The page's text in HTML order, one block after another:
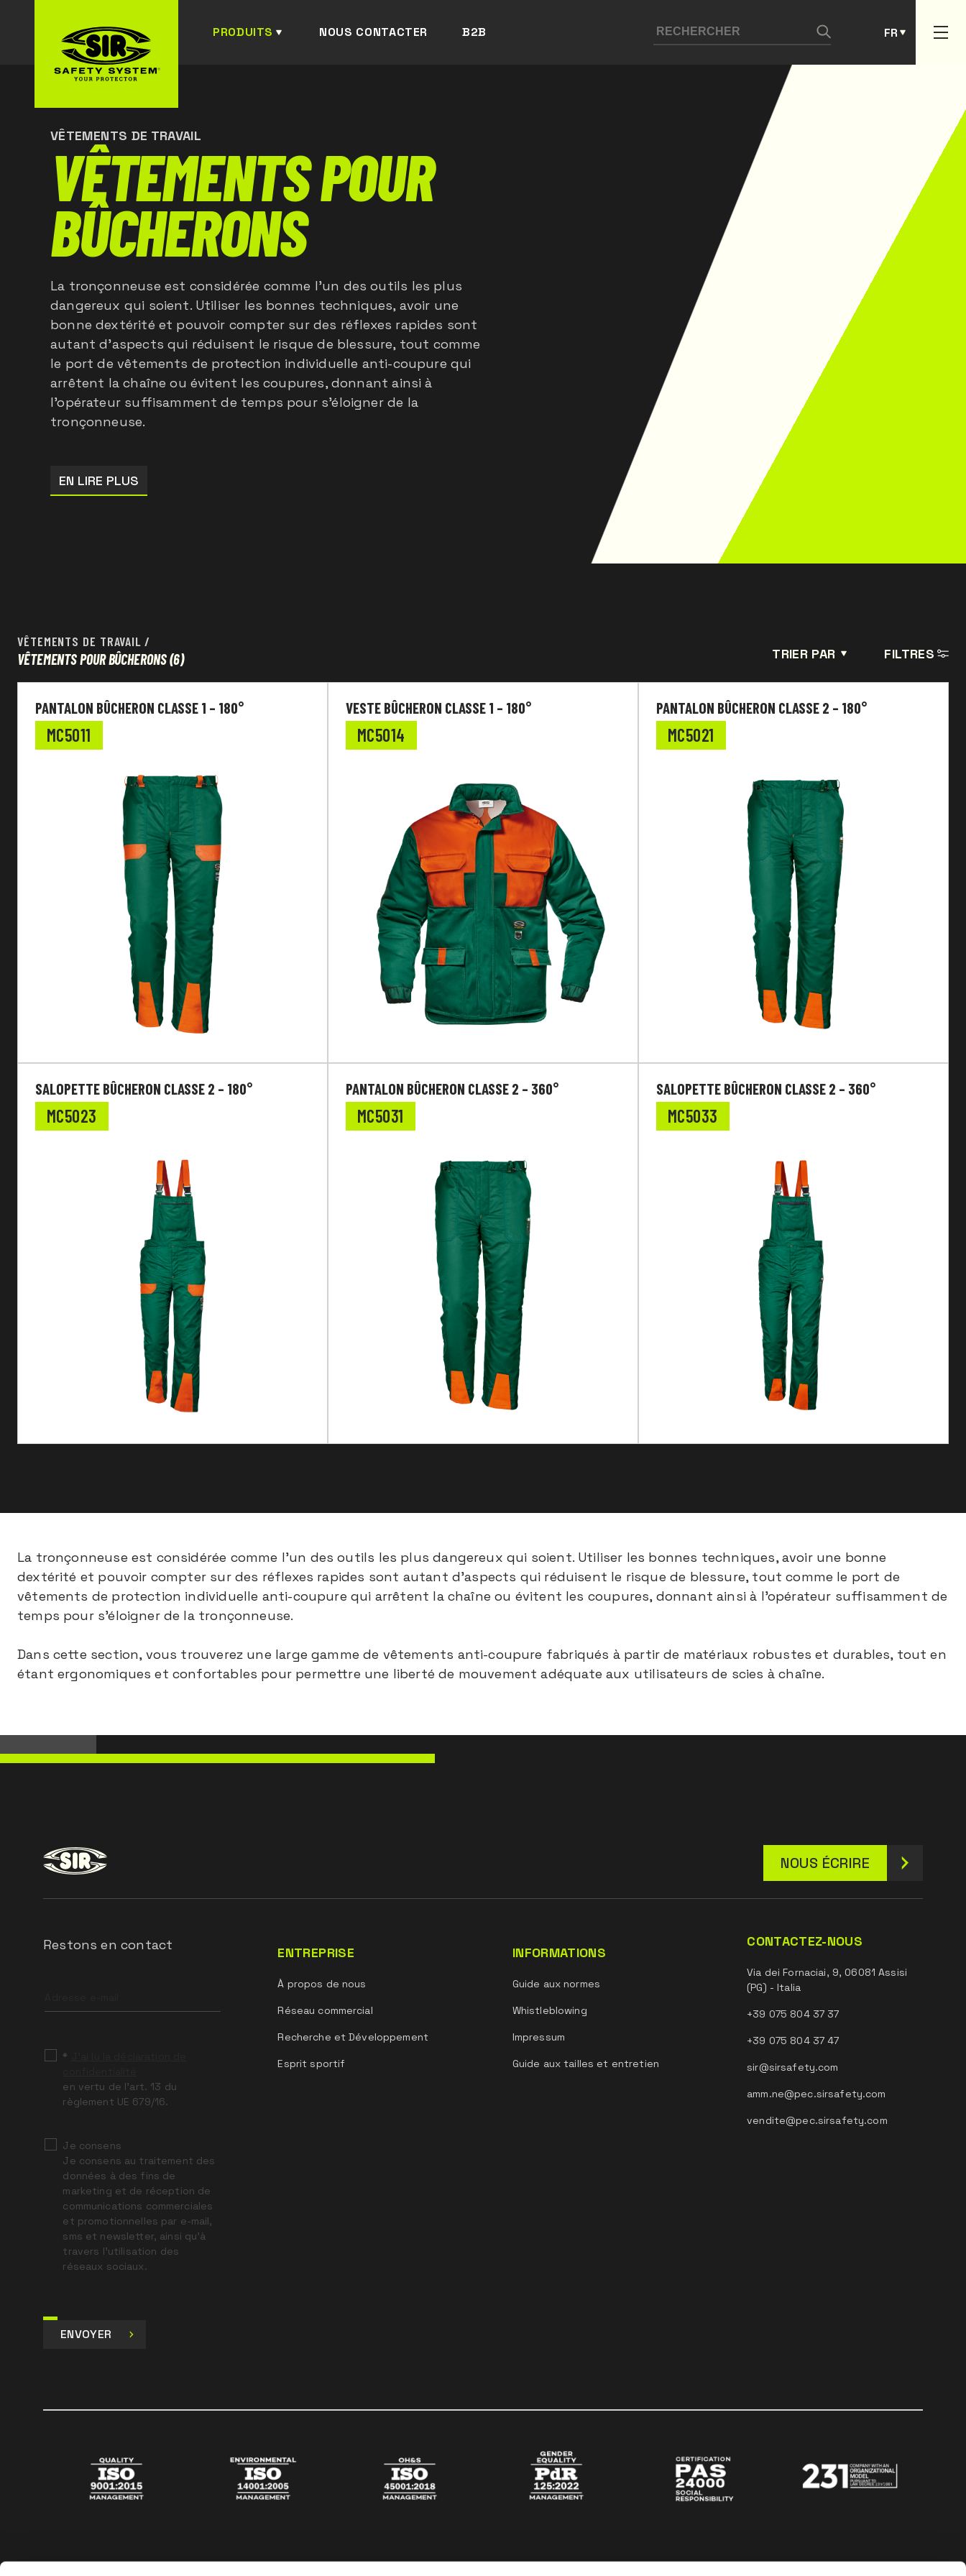
PRODUITS NOUS CONTACTER B2B FR
VÊTEMENTS DE TRAVAIL
VÊTEMENTS POUR
BÛCHERONS
La tronçonneuse est considérée comme l'un des outils les plus
dangereux qui soient. Utiliser les bonnes techniques, avoir une
bonne dextérité et pouvoir compter sur des réflexes rapides sont
autant d’aspects qui réduisent le risque de blessure, tout comme
le port de vêtements de protection individuelle anti-coupure qui
arrêtent la chaîne ou évitent les coupures, donnant ainsi à
l'opérateur suffisamment de temps pour s'éloigner de la
tronçonneuse.
EN LIRE PLUS
VÊTEMENTS DE TRAVAIL /
VÊTEMENTS POUR BÛCHERONS(6) TRIER PAR FILTRES
Vêtements de travail
EN Standard
Personnalisable
PANTALON BÛCHERON CLASSE 1 – 180°
MC5011
VESTE BÛCHERON CLASSE 1 – 180°
MC5014
PANTALON BÛCHERON CLASSE 2 – 180°
MC5021
SALOPETTE BÛCHERON CLASSE 2 – 180°
MC5023
PANTALON BÛCHERON CLASSE 2 – 360°
MC5031
SALOPETTE BÛCHERON CLASSE 2 – 360°
MC5033
La tronçonneuse est considérée comme l'un des outils les plus dangereux qui soient. Utiliser les bonnes techniques, avoir une bonne
dextérité et pouvoir compter sur des réflexes rapides sont autant d’aspects qui réduisent le risque de blessure, tout comme le port de
vêtements de protection individuelle anti-coupure qui arrêtent la chaîne ou évitent les coupures, donnant ainsi à l'opérateur suffisamment de
temps pour s'éloigner de la tronçonneuse.
Dans cette section, vous trouverez une large gamme de vêtements anti-coupure fabriqués à partir de matériaux robustes et durables, tout en
étant ergonomiques et confortables pour permettre une liberté de mouvement adéquate aux utilisateurs de scies à chaîne.
NOUS ÉCRIRE
Restons en contact
field
*
en vertu de l’art. 13 du
règlement UE 679/16.
Je consens
Je consens au traitement des
données à des fins de
marketing et de réception de
communications commerciales
et promotionnelles par e-mail,
sms et newsletter, ainsi qu’à
travers l’utilisation des
réseaux sociaux.
ENVOYER
ENTREPRISE
À propos de nous
Réseau commercial
Recherche et Développement
Esprit sportif
INFORMATIONS
Guide aux normes
Whistleblowing
Impressum
Guide aux tailles et entretien
CONTACTEZ-NOUS
Via dei Fornaciai, 9, 06081 Assisi
(PG) - Italia
+39 075 804 37 37
+39 075 804 37 47
sir@sirsafety.com
amm.ne@pec.sirsafety.com
vendite@pec.sirsafety.com